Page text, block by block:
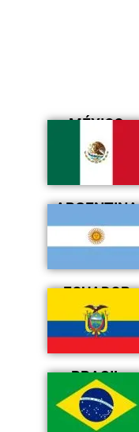
MÉXICO
ARGENTINA
ECUADOR
BRASIL